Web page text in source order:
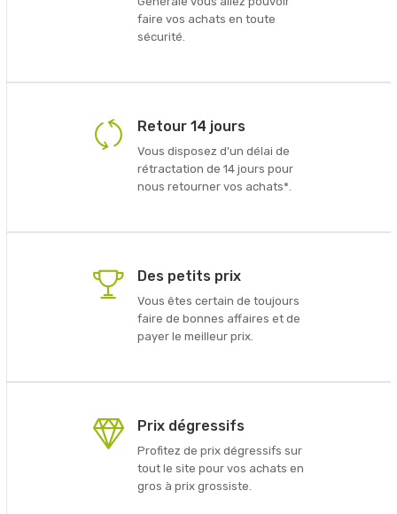
faire vos achats en toute
sécurité.
Retour 14 jours
Vous disposez d'un délai de
rétractation de 14 jours pour
nous retourner vos achats*.
Des petits prix
Vous êtes certain de toujours
faire de bonnes affaires et de
payer le meilleur prix.
Prix dégressifs
Profitez de prix dégressifs sur
tout le site pour vos achats en
gros à prix grossiste.